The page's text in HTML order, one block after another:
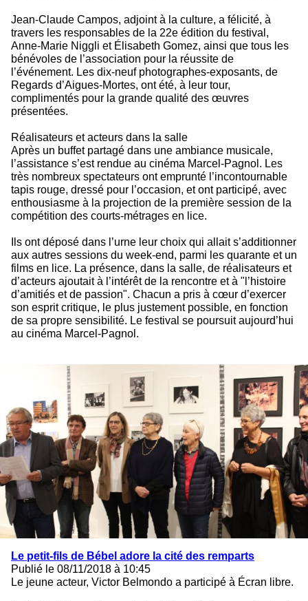
Jean-Claude Campos, adjoint à la culture, a félicité, à
travers les responsables de la 22e édition du festival,
Anne-Marie Niggli et Élisabeth Gomez, ainsi que tous les
bénévoles de l’association pour la réussite de
l’événement. Les dix-neuf photographes-exposants, de
Regards d’Aigues-Mortes, ont été, à leur tour,
complimentés pour la grande qualité des œuvres
présentées.
Réalisateurs et acteurs dans la salle
Après un buffet partagé dans une ambiance musicale,
l’assistance s’est rendue au cinéma Marcel-Pagnol. Les
très nombreux spectateurs ont emprunté l’incontournable
tapis rouge, dressé pour l’occasion, et ont participé, avec
enthousiasme à la projection de la première session de la
compétition des courts-métrages en lice.
Ils ont déposé dans l’urne leur choix qui allait s’additionner
aux autres sessions du week-end, parmi les quarante et un
films en lice. La présence, dans la salle, de réalisateurs et
d’acteurs ajoutait à l’intérêt de la rencontre et à "l’histoire
d’amitiés et de passion". Chacun a pris à cœur d’exercer
son esprit critique, le plus justement possible, en fonction
de sa propre sensibilité. Le festival se poursuit aujourd’hui
au cinéma Marcel-Pagnol.
Le petit-fils de Bébel adore la cité des remparts
Publié le 08/11/2018 à 10:45
Le jeune acteur, Victor Belmondo a participé à Écran libre.